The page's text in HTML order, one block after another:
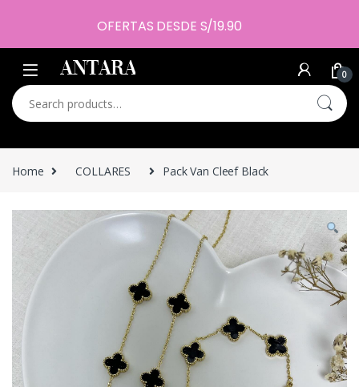
0
Search for:
Home COLLARES Pack Van Cleef Black
OFERTAS DESDE S/19.90